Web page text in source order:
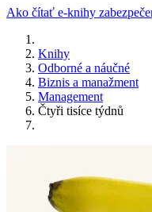
Ako čítať e-knihy
Knihy
Odborné a náučné
Biznis a manažment
Management
Čtyři tisíce týdnů